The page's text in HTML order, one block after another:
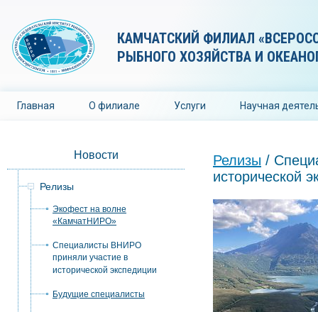
КАМЧАТСКИЙ ФИЛИАЛ
РЫБНОГО ХОЗЯЙСТВА И
Главная О филиале Услуги Научная
Новости
Релизы
Экофест на волне
«КамчатНИРО»
Специалисты ВНИРО
приняли участие в
исторической экспедиции
Будущие специалисты
Релизы /
исторической